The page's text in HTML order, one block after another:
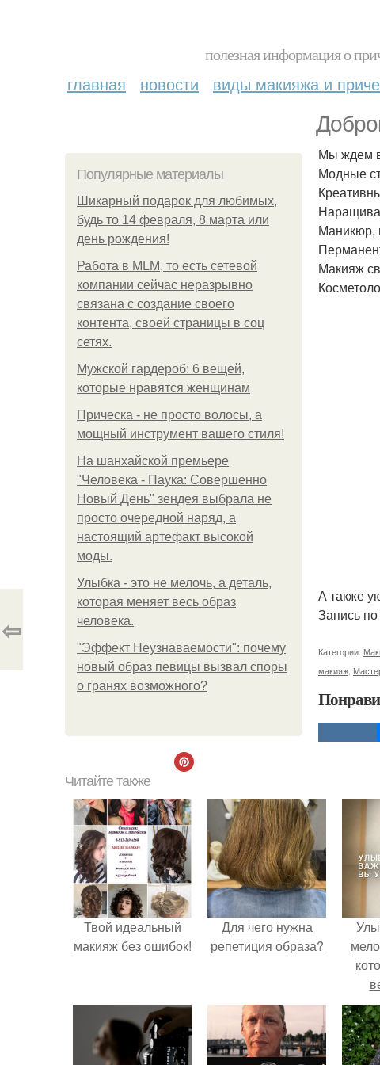
полезная информация о
главная новости виды макияжа и
Популярные материалы
Шикарный подарок для любимых,
будь то 14 февраля, 8 марта или
день рождения!
Работа в MLM, то есть сетевой
компании сейчас неразрывно
связана с создание своего
контента, своей страницы в соц
сетях.
Мужской гардероб: 6 вещей,
которые нравятся женщинам
Прическа - не просто волосы, а
мощный инструмент вашего стиля!
На шанхайской премьере
"Человека - Паука: Совершенно
Новый День" зендея выбрала не
просто очередной наряд, а
настоящий артефакт высокой
моды.
Улыбка - это не мелочь, а деталь,
которая меняет весь образ
человека.
"Эффект Неузнаваемости": почему
новый образ певицы вызвал споры
о гранях возможного?
Мы ждем
Модные
Маникюр,
Макияж
А также
Запись
Категории:
макияж
⇦
Читайте также
Твой идеальный
макияж без ошибок!
Для чего нужна
репетиция образа?